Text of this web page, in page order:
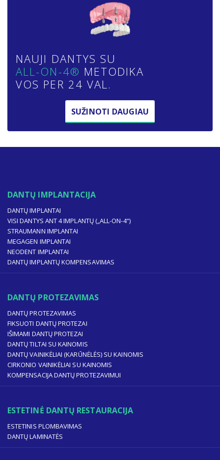
NAUJI DANTYS SU
ALL-ON-4® METODIKA
VOS PER 24 VAL.
SUŽINOTI DAUGIAU
DANTŲ IMPLANTACIJA
DANTŲ IMPLANTAI
VISI DANTYS ANT 4 IMPLANTŲ („ALL-ON-4“)
STRAUMANN IMPLANTAI
MEGAGEN IMPLANTAI
NEODENT IMPLANTAI
DANTŲ IMPLANTŲ KOMPENSAVIMAS
DANTŲ PROTEZAVIMAS
DANTŲ PROTEZAVIMAS
FIKSUOTI DANTŲ PROTEZAI
IŠIMAMI DANTŲ PROTEZAI
DANTŲ TILTAI SU KAINOMIS
DANTŲ VAINIKĖLIAI (KARŪNĖLĖS) SU KAINOMIS
CIRKONIO VAINIKĖLIAI SU KAINOMIS
KOMPENSACIJA DANTŲ PROTEZAVIMUI
ESTETINĖ DANTŲ RESTAURACIJA
ESTETINIS PLOMBAVIMAS
DANTŲ LAMINATĖS